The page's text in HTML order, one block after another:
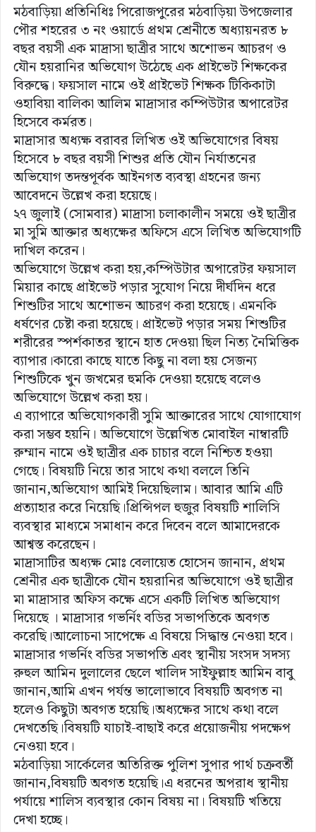
মঠবাড়িয়া প্রতিনিধিঃ পিরোজপুরের মঠবাড়িয়া উপজেলার
পৌর শহরের ৩ নং ওয়ার্ডে প্রথম শ্রেনীতে অধ্যায়নরত ৮
বছর বয়সী এক মাদ্রাসা ছাত্রীর সাথে অশোভন আচরণ ও
যৌন হয়রানির অভিযোগ উঠেছে এক প্রাইভেট শিক্ষকের
বিরুদ্ধে। ফয়সাল নামে ওই প্রাইভেট শিক্ষক টিকিকাটা
ওহাবিয়া বালিকা আলিম মাদ্রাসার কম্পিউটার অপারেটর
হিসেবে কর্মরত।
মাদ্রাসার অধ্যক্ষ বরাবর লিখিত ওই অভিযোগের বিষয়
হিসেবে ৮ বছর বয়সী শিশুর প্রতি যৌন নির্যাতনের
অভিযোগ তদন্তপূর্বক আইনগত ব্যবস্থা গ্রহনের জন্য
আবেদনে উল্লেখ করা হয়েছে।
২৭ জুলাই (সোমবার) মাদ্রাসা চলাকালীন সময়ে ওই ছাত্রীর
মা সুমি আক্তার অধ্যক্ষের অফিসে এসে লিখিত অভিযোগটি
দাখিল করেন।
অভিযোগে উল্লেখ করা হয়,কম্পিউটার অপারেটর ফয়সাল
মিয়ার কাছে প্রাইভেট পড়ার সুযোগ নিয়ে দীর্ঘদিন ধরে
শিশুটির সাথে অশোভন আচরণ করা হয়েছে। এমনকি
ধর্ষণের চেষ্টা করা হয়েছে। প্রাইভেট পড়ার সময় শিশুটির
শরীরের স্পর্শকাতর স্থানে হাত দেওয়া ছিল নিত্য নৈমিত্তিক
ব্যাপার।কারো কাছে যাতে কিছু না বলা হয় সেজন্য
শিশুটিকে খুন জখমের হুমকি দেওয়া হয়েছে বলেও
অভিযোগে উল্লেখ করা হয়।
এ ব্যাপারে অভিযোগকারী সুমি আক্তারের সাথে যোগাযোগ
করা সম্ভব হয়নি। অভিযোগে উল্লেখিত মোবাইল নাম্বারটি
রুম্মান নামে ওই ছাত্রীর এক চাচার বলে নিশ্চিত হওয়া
গেছে। বিষয়টি নিয়ে তার সাথে কথা বললে তিনি
জানান,অভিযোগ আমিই দিয়েছিলাম। আবার আমি এটি
প্রত্যাহার করে নিয়েছি।প্রিন্সিপল হুজুর বিষয়টি শালিসি
ব্যবস্থার মাধ্যমে সমাধান করে দিবেন বলে আমাদেরকে
আশ্বস্ত করেছেন।
মাদ্রাসাটির অধ্যক্ষ মোঃ বেলায়েত হোসেন জানান, প্রথম
শ্রেনীর এক ছাত্রীকে যৌন হয়রানির অভিযোগে ওই ছাত্রীর
মা মাদ্রাসার অফিস কক্ষে এসে একটি লিখিত অভিযোগ
দিয়েছে । মাদ্রাসার গভর্নিং বডির সভাপতিকে অবগত
করেছি।আলোচনা সাপেক্ষে এ বিষয়ে সিদ্ধান্ত নেওয়া হবে।
মাদ্রাসার গভর্নিং বডির সভাপতি এবং স্থানীয় সংসদ সদস্য
রুহুল আমিন দুলালের ছেলে খালিদ সাইফুল্লাহ আমিন বাবু
জানান,আমি এখন পর্যন্ত ভালোভাবে বিষয়টি অবগত না
হলেও কিছুটা অবগত হয়েছি।অধ্যক্ষের সাথে কথা বলে
দেখতেছি।বিষয়টি যাচাই-বাছাই করে প্রয়োজনীয় পদক্ষেপ
নেওয়া হবে।
মঠবাড়িয়া সার্কেলের অতিরিক্ত পুলিশ সুপার পার্থ চক্রবর্তী
জানান,বিষয়টি অবগত হয়েছি।এ ধরনের অপরাধ স্থানীয়
পর্যায়ে শালিস ব্যবস্থার কোন বিষয় না। বিষয়টি খতিয়ে
দেখা হচ্ছে।